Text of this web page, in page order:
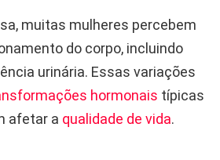
muitas mulheres percebem
do corpo, incluindo
urinária. Essas variações
hormonais típicas
afetar a qualidade de vida.